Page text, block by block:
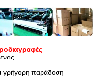
γρήγορη παράδοση